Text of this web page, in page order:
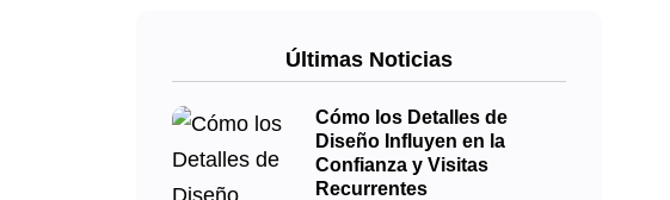
Últimas Noticias
Cómo los Detalles de
Diseño Influyen en la
Confianza y Visitas
Recurrentes